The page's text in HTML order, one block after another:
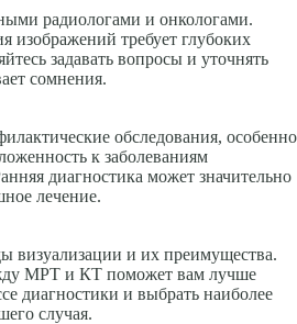
радиологами и онкологами.
изображений требует глубоких
задавать вопросы и уточнять
сомнения.
обследования, особенно
к заболеваниям
диагностика может значительно
лечение.
визуализации и их преимущества.
МРТ и КТ поможет вам лучше
диагностики и выбрать наиболее
случая.